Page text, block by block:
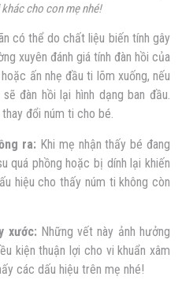
cho con mẹ nhé!
có thể do chất liệu biến tính gây
xuyên đánh giá tính đàn hồi của
ấn nhẹ đầu ti lõm xuống, nếu
đàn hồi lại hình dạng ban đầu.
đổi núm ti cho bé.
ra: Khi mẹ nhận thấy bé đang
quá phồng hoặc bị dính lại khiến
hiệu cho thấy núm ti không còn
xước: Những vết này ảnh hưởng
kiện thuận lợi cho vi khuẩn xâm
các dấu hiệu trên mẹ nhé!